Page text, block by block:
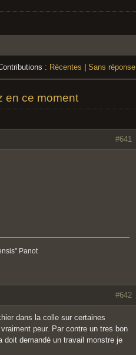
: Récentes Sans réponse
en ce moment
#641
Panot
#642
dans la colle sur certaines
peur. Par contre un tres bon
demandé un travail monstre je